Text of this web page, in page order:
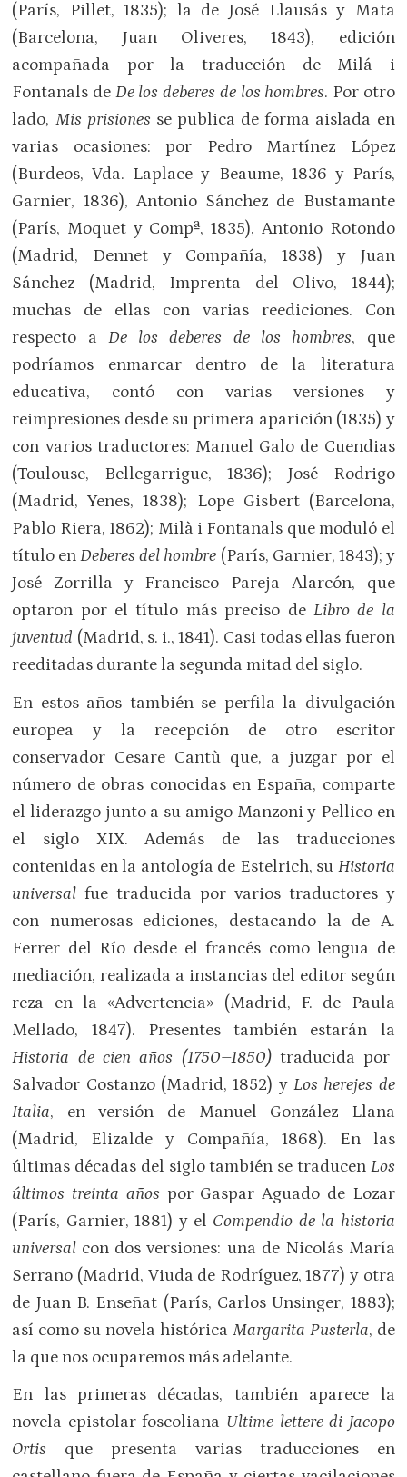
(París, Pillet, 1835); la de José Llausás y Mata
(Barcelona, Juan Oliveres, 1843), edición
acompañada por la traducción de Milá i
Fontanals de De los deberes de los hombres. Por otro
lado, Mis prisiones se publica de forma aislada en
varias ocasiones: por Pedro Martínez López
(Burdeos, Vda. Laplace y Beaume, 1836 y París,
Garnier, 1836), Antonio Sánchez de Bustamante
(París, Moquet y Compª, 1835), Antonio Rotondo
(Madrid, Dennet y Compañía, 1838) y Juan
Sánchez (Madrid, Imprenta del Olivo, 1844);
muchas de ellas con varias reediciones. Con
respecto a De los deberes de los hombres, que
podríamos enmarcar dentro de la literatura
educativa, contó con varias versiones y
reimpresiones desde su primera aparición (1835) y
con varios traductores: Manuel Galo de Cuendias
(Toulouse, Bellegarrigue, 1836); José Rodrigo
(Madrid, Yenes, 1838); Lope Gisbert (Barcelona,
Pablo Riera, 1862); Milà i Fontanals que moduló el
título enDeberes del hombre (París, Garnier, 1843); y
José Zorrilla y Francisco Pareja Alarcón, que
optaron por el título más preciso de Libro de la
juventud (Madrid, s. i., 1841). Casi todas ellas fueron
reeditadas durante la segunda mitad del siglo.
En estos años también se perfila la divulgación
europea y la recepción de otro escritor
conservador Cesare Cantù que, a juzgar por el
número de obras conocidas en España, comparte
el liderazgo junto a su amigo Manzoni y Pellico en
el siglo XIX. Además de las traducciones
contenidas en la antología de Estelrich, su Historia
universal fue traducida por varios traductores y
con numerosas ediciones, destacando la de A.
Ferrer del Río desde el francés como lengua de
mediación, realizada a instancias del editor según
reza en la «Advertencia» (Madrid, F. de Paula
Mellado, 1847). Presentes también estarán la
Historia de cien años (1750–1850)traducida por
Salvador Costanzo (Madrid, 1852) y Los herejes de
Italia, en versión de Manuel González Llana
(Madrid, Elizalde y Compañía, 1868). En las
últimas décadas del siglo también se traducen Los
últimos treinta años por Gaspar Aguado de Lozar
(París, Garnier, 1881) y el Compendio de la historia
universal con dos versiones: una de Nicolás María
Serrano (Madrid, Viuda de Rodríguez, 1877) y otra
de Juan B. Enseñat (París, Carlos Unsinger, 1883);
así como su novela histórica Margarita Pusterla, de
la que nos ocuparemos más adelante.
En las primeras décadas, también aparece la
novela epistolar foscoliana Ultime lettere di Jacopo
Ortis que presenta varias traducciones en